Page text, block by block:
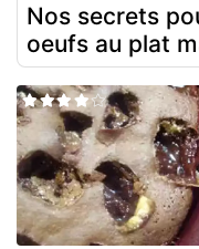
Nos secrets
oeufs au plat